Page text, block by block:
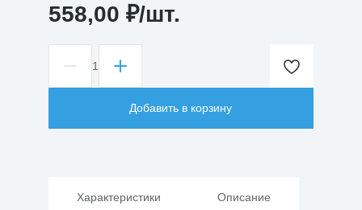
558,00 ₽/шт.
Количество
товара
01-
1
Добавить в корзину
Характеристики Описание